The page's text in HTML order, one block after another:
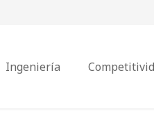
Ingeniería